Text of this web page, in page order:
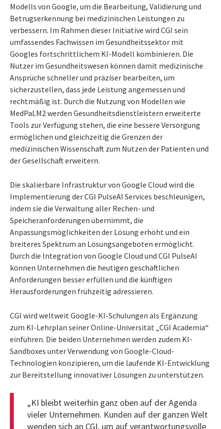
Modells von Google, um die Bearbeitung, Validierung und
Betrugserkennung bei medizinischen Leistungen zu
verbessern. Im Rahmen dieser Initiative wird CGI sein
umfassendes Fachwissen im Gesundheitssektor mit
Googles fortschrittlichem KI-Modell kombinieren. Die
Nutzer im Gesundheitswesen können damit medizinische
Ansprüche schneller und präziser bearbeiten, um
sicherzustellen, dass jede Leistung angemessen und
rechtmäßig ist. Durch die Nutzung von Modellen wie
MedPaLM2 werden Gesundheitsdienstleistern erweiterte
Tools zur Verfügung stehen, die eine bessere Versorgung
ermöglichen und gleichzeitig die Grenzen der
medizinischen Wissenschaft zum Nutzen der Patienten und
der Gesellschaft erweitern.
Die skalierbare Infrastruktur von Google Cloud wird die
Implementierung der CGI PulseAI Services beschleunigen,
indem sie die Verwaltung aller Rechen- und
Speicheranforderungen übernimmt, die
Anpassungsmöglichkeiten der Lösung erhöht und ein
breiteres Spektrum an Lösungsangeboten ermöglicht.
Durch die Integration von Google Cloud und CGI PulseAI
können Unternehmen die heutigen geschäftlichen
Anforderungen besser erfüllen und die künftigen
Herausforderungen frühzeitig adressieren.
CGI wird weltweit Google-KI-Schulungen als Ergänzung
zum KI-Lehrplan seiner Online-Universität „CGI Academia“
einführen. Die beiden Unternehmen werden zudem KI-
Sandboxes unter Verwendung von Google-Cloud-
Technologien konzipieren, um die laufende KI-Entwicklung
zur Bereitstellung innovativer Lösungen zu unterstützen.
„KI bleibt weiterhin ganz oben auf der Agenda
vieler Unternehmen. Kunden auf der ganzen Welt
wenden sich an CGI, um auf verantwortungsvolle